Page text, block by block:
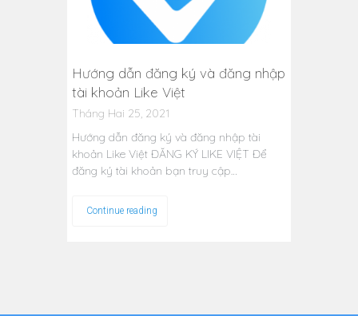
Hướng dẫn đăng ký và đăng nhập
tài khoản Like Việt
Tháng Hai 25, 2021
Hướng dẫn đăng ký và đăng nhập tài
khoản Like Việt ĐĂNG KÝ LIKE VIỆT Để
đăng ký tài khoản bạn truy cập…
Continue reading